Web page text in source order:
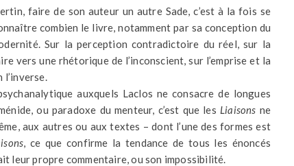
faire de son auteur un autre Sade, c’est à la fois se
combien le livre, notamment par sa conception du
Sur la perception contradictoire du réel, sur la
vers une rhétorique de l’inconscient, sur l’emprise et la
l’inverse.
auxquels Laclos ne consacre de longues
ou paradoxe du menteur, c’est que les Liaisons ne
aux autres ou aux textes – dont l’une des formes est
, ce que confirme la tendance de tous les énoncés
leur propre commentaire, ou son impossibilité.